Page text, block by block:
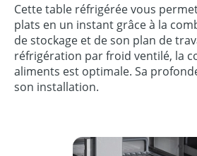
Cette table réfrigérée vous
plats en un instant grâce à la
de stockage et de son plan de
réfrigération par froid ventilé, la
aliments est optimale. Sa
son installation.